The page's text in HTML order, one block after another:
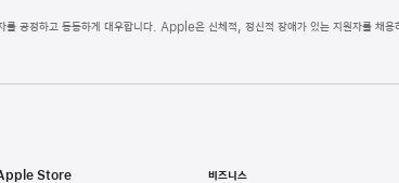
공정하고 동등하게 대우합니다. Apple은 신체적, 정신적 장애가 있는 지원자를 채용
Store 비즈니스